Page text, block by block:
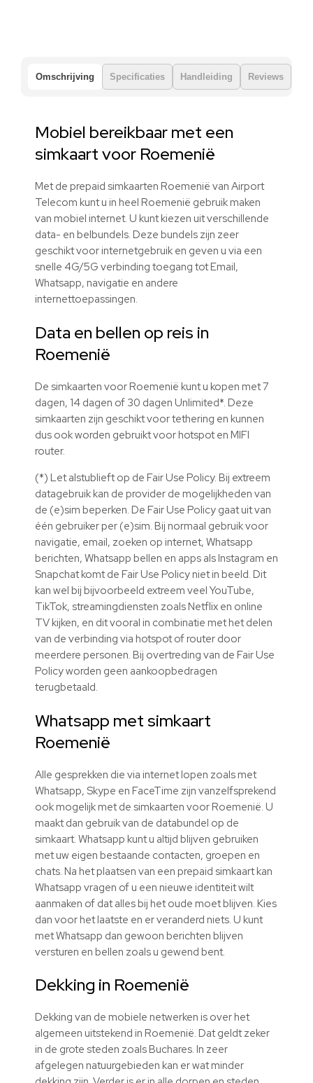
Omschrijving Specificaties Handleiding Reviews
Mobiel bereikbaar met een
simkaart voor Roemenië
Met de prepaid simkaarten Roemenië van Airport
Telecom kunt u in heel Roemenië gebruik maken
van mobiel internet. U kunt kiezen uit verschillende
data- en belbundels. Deze bundels zijn zeer
geschikt voor internetgebruik en geven u via een
snelle 4G/5G verbinding toegang tot Email,
Whatsapp, navigatie en andere
internettoepassingen.
Data en bellen op reis in
Roemenië
De simkaarten voor Roemenië kunt u kopen met 7
dagen, 14 dagen of 30 dagen Unlimited*. Deze
simkaarten zijn geschikt voor tethering en kunnen
dus ook worden gebruikt voor hotspot en MIFI
router.
(*) Let alstublieft op de Fair Use Policy. Bij extreem
datagebruik kan de provider de mogelijkheden van
de (e)sim beperken. De Fair Use Policy gaat uit van
één gebruiker per (e)sim. Bij normaal gebruik voor
navigatie, email, zoeken op internet, Whatsapp
berichten, Whatsapp bellen en apps als Instagram en
Snapchat komt de Fair Use Policy niet in beeld. Dit
kan wel bij bijvoorbeeld extreem veel YouTube,
TikTok, streamingdiensten zoals Netflix en online
TV kijken, en dit vooral in combinatie met het delen
van de verbinding via hotspot of router door
meerdere personen. Bij overtreding van de Fair Use
Policy worden geen aankoopbedragen
terugbetaald.
Whatsapp met simkaart
Roemenië
Alle gesprekken die via internet lopen zoals met
Whatsapp, Skype en FaceTime zijn vanzelfsprekend
ook mogelijk met de simkaarten voor Roemenië. U
maakt dan gebruik van de databundel op de
simkaart. Whatsapp kunt u altijd blijven gebruiken
met uw eigen bestaande contacten, groepen en
chats. Na het plaatsen van een prepaid simkaart kan
Whatsapp vragen of u een nieuwe identiteit wilt
aanmaken of dat alles bij het oude moet blijven. Kies
dan voor het laatste en er veranderd niets. U kunt
met Whatsapp dan gewoon berichten blijven
versturen en bellen zoals u gewend bent.
Dekking in Roemenië
Dekking van de mobiele netwerken is over het
algemeen uitstekend in Roemenië. Dat geldt zeker
in de grote steden zoals Buchares. In zeer
afgelegen natuurgebieden kan er wat minder